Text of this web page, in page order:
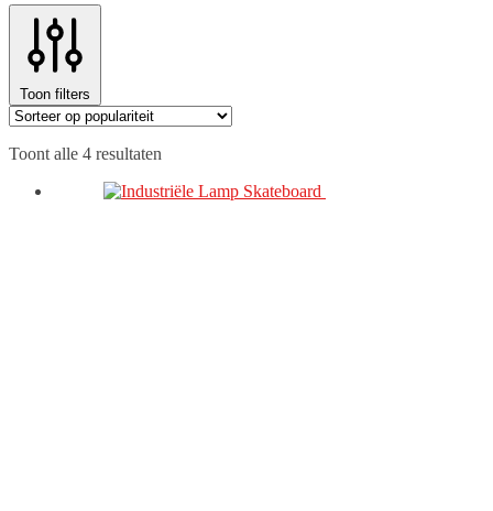
Toon filters
Toont alle 4 resultaten
populariteit